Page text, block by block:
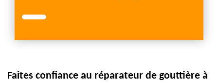
Faites confiance au réparateur de gouttière à